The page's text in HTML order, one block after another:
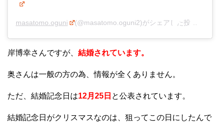
masatomo.oguni (@masatomo.oguni2)がシェアした投稿 –
岸博幸さんですが、 結婚されています。
奥さんは一般の方の為、情報が全くありません。
ただ、結婚記念日は12月25日 と公表されています。
結婚記念日がクリスマスなのは、狙ってこの日にしたんで